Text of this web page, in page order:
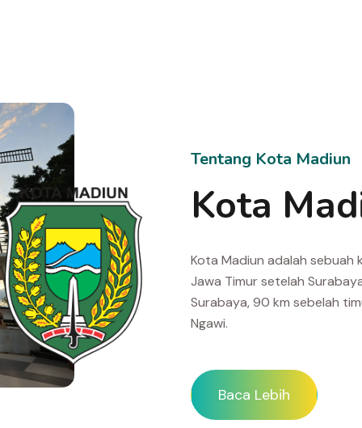
Tentang Kota Madiun
Kota
Kota Madiun adalah sebuah
Jawa Timur setelah
Surabaya, 90 km sebelah
Ngawi.
Baca Lebih